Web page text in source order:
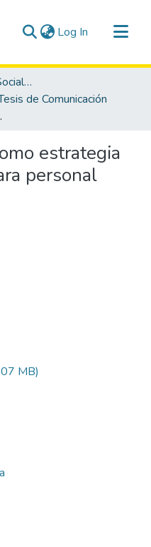
Log In (current)
Facultad de Ciencias Sociales y de la Salud
de Comunicación
branding.
estrategia
personal
MB)